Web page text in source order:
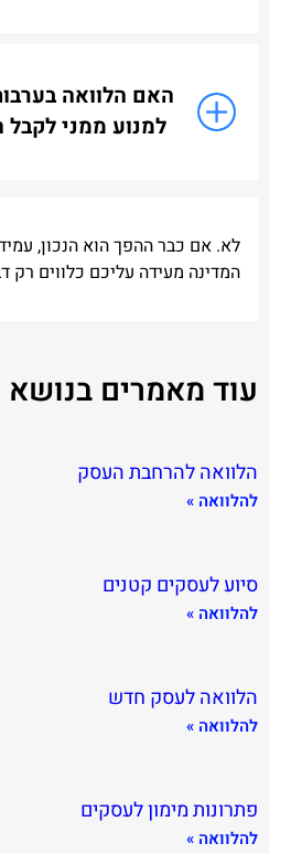
האם הלוואה
למנוע ממני לקבל
לא. אם כבר ההפך הוא הנכון,
המדינה מעידה עליכם כלווים רק
עוד מאמרים בנושא
הלוואה להרחבת העסק
להלוואה »
סיוע לעסקים קטנים
להלוואה »
הלוואה לעסק חדש
להלוואה »
פתרונות מימון לעסקים
להלוואה »